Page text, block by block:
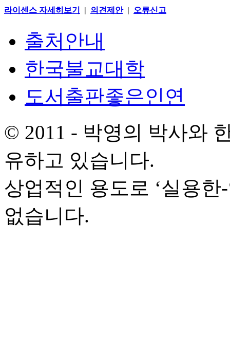
라이센스 자세히보기 | 의견제안| 오류신고
출처안내
한국불교대학
도서출판좋은인연
© 2011 - 박영의 박사와
유하고 있습니다.
상업적인 용도로 ‘실용
없습니다.